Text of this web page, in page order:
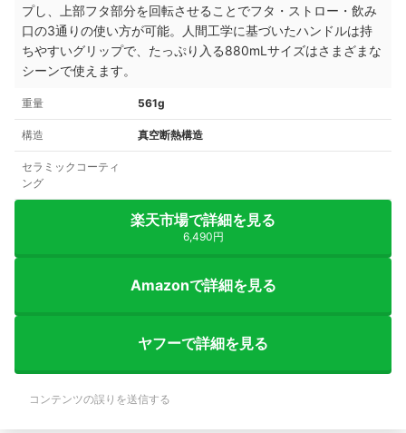
プし、
上部フタ部分を回転させることでフタ・ストロー・飲み
口の3通りの使い方が可能。
人間工学に基づいたハンドルは持
ちやすいグリップで、 たっぷり入る880mL サイズはさまざまな
シーンで使えます。
重量 561g
構造 真空断熱構造
セラミックコーティ
ング
楽天市場で詳細を見る
6,490円
Amazonで詳細を見る
ヤフーで詳細を見る
コンテンツの誤りを送信する